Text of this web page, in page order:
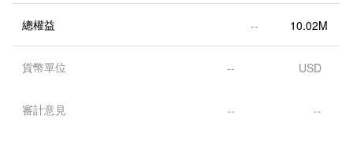
總權益 -- 10.02M
貨幣單位 -- USD
審計意見 -- --